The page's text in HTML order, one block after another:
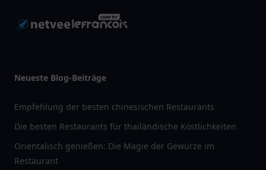
Neueste Blog-Beiträge
Empfehlung der besten chinesischen Restaurants
Die besten Restaurants für thailändische Köstlichkeiten
Orientalisch genießen: Die Magie der Gewürze im
Restaurant